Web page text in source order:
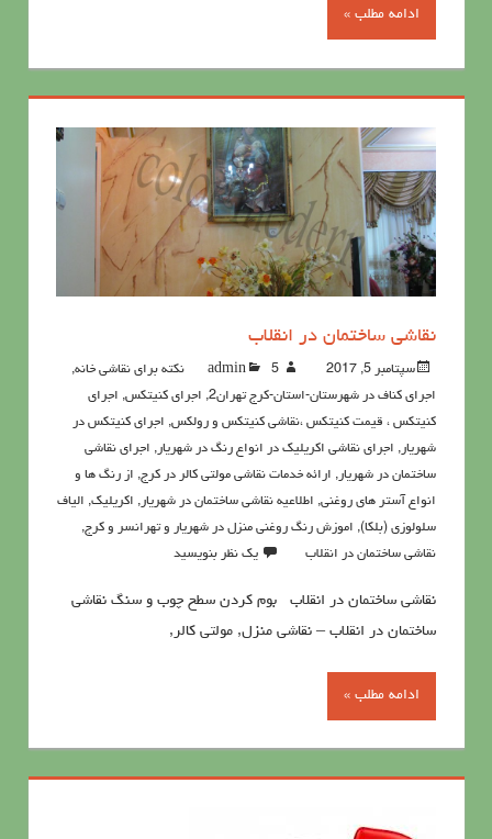
ادامه مطلب »
نقاشی ساختمان در انقلاب
سپتامبر 5, 2017 admin 5نکته برای نقاشی خانه
,
اجرای کناف در شهرستان-استان-کرج تهران2 , اجرای کنیتکس, اجرای
کنیتکس ، قیمت کنیتکس ،نقاشي كنيتكس و رولكس, اجرای کنیتکس در
شهریار, اجرای نقاشی اکریلیک در انواع رنگ در شهریار, اجرای نقاشی
ساختمان در شهریار, ارائه خدمات نقاشی مولتی کالر در کرج, از رنگ ها و
انواع آستر های روغنی, اطلاعيه نقاشی ساختمان در شهریار, اکريليک, الیاف
سلولوزی (بلکا), اموزش رنگ روغنی منزل در شهریار و تهرانسر و کرج,
نقاشی ساختمان در انقلاب
یک نظر بنویسید
نقاشی ساختمان در انقلاب بوم کردن سطح چوب و سنگ نقاشی
ساختمان در انقلاب – نقاشی منزل, مولتي كالر,
ادامه مطلب »